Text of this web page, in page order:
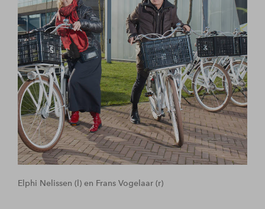
Elphi Nelissen (l) en Frans Vogelaar (r)